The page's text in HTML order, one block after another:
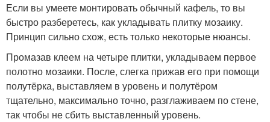
Если вы умеете монтировать обычный кафель, то вы
быстро разберетесь, как укладывать плитку мозаику.
Принцип сильно схож, есть только некоторые нюансы.
Промазав клеем на четыре плитки, укладываем первое
полотно мозаики. После, слегка прижав его при помощи
полутёрка, выставляем в уровень и полутёром
тщательно, максимально точно, разглаживаем по стене,
так чтобы не сбить выставленный уровень.